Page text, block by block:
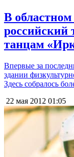
В
российский
танцам
Впервые за
здании
Здесь собралось
22 мая 2012 01:05